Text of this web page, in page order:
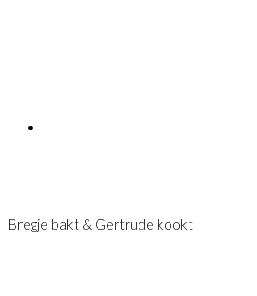
Bregje bakt & Gertrude kookt